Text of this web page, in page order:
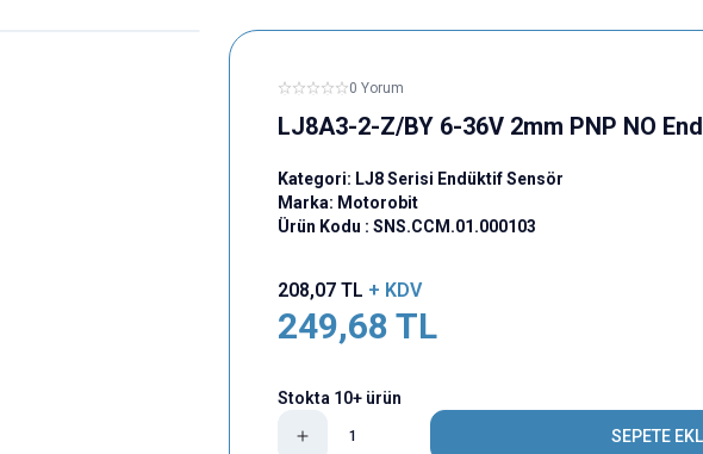
0 Yorum
LJ8A3-2-Z/BY 6-36V 2mm PNP NO
Kategori: LJ8 Serisi Endüktif Sensör
Marka: Motorobit
Ürün Kodu : SNS.CCM.01.000103
208,07TL + KDV
249,68 TL
Stokta 10+ ürün
SEPETE